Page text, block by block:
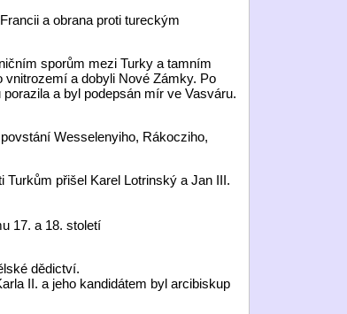
a obrana proti tureckým
sporům mezi Turky a tamním
a dobyli Nové Zámky. Po
a byl podepsán mír ve Vasváru.
Wesselenyiho, Rákocziho,
přišel Karel Lotrinský a Jan III.
17. a 18. století
dědictví.
II. a jeho kandidátem byl arcibiskup